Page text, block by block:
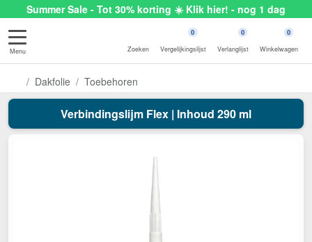
Summer Sale - Tot 30% korting ☀️ Klik hier! - nog 1 dag
Menu Zoeken
0
Vergelijkingslijst
0
Verlanglijst
0
Winkelwagen
Dakfolie Toebehoren
Verbindingslijm Flex | Inhoud 290 ml